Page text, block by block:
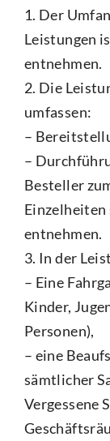
1. Der
Leistungen
entnehmen.
2. Die
umfassen:
–
–
Besteller
Einzelheiten
entnehmen.
3. In der
– Eine
Kinder,
Personen),
– eine
sämtlicher
Vergessene